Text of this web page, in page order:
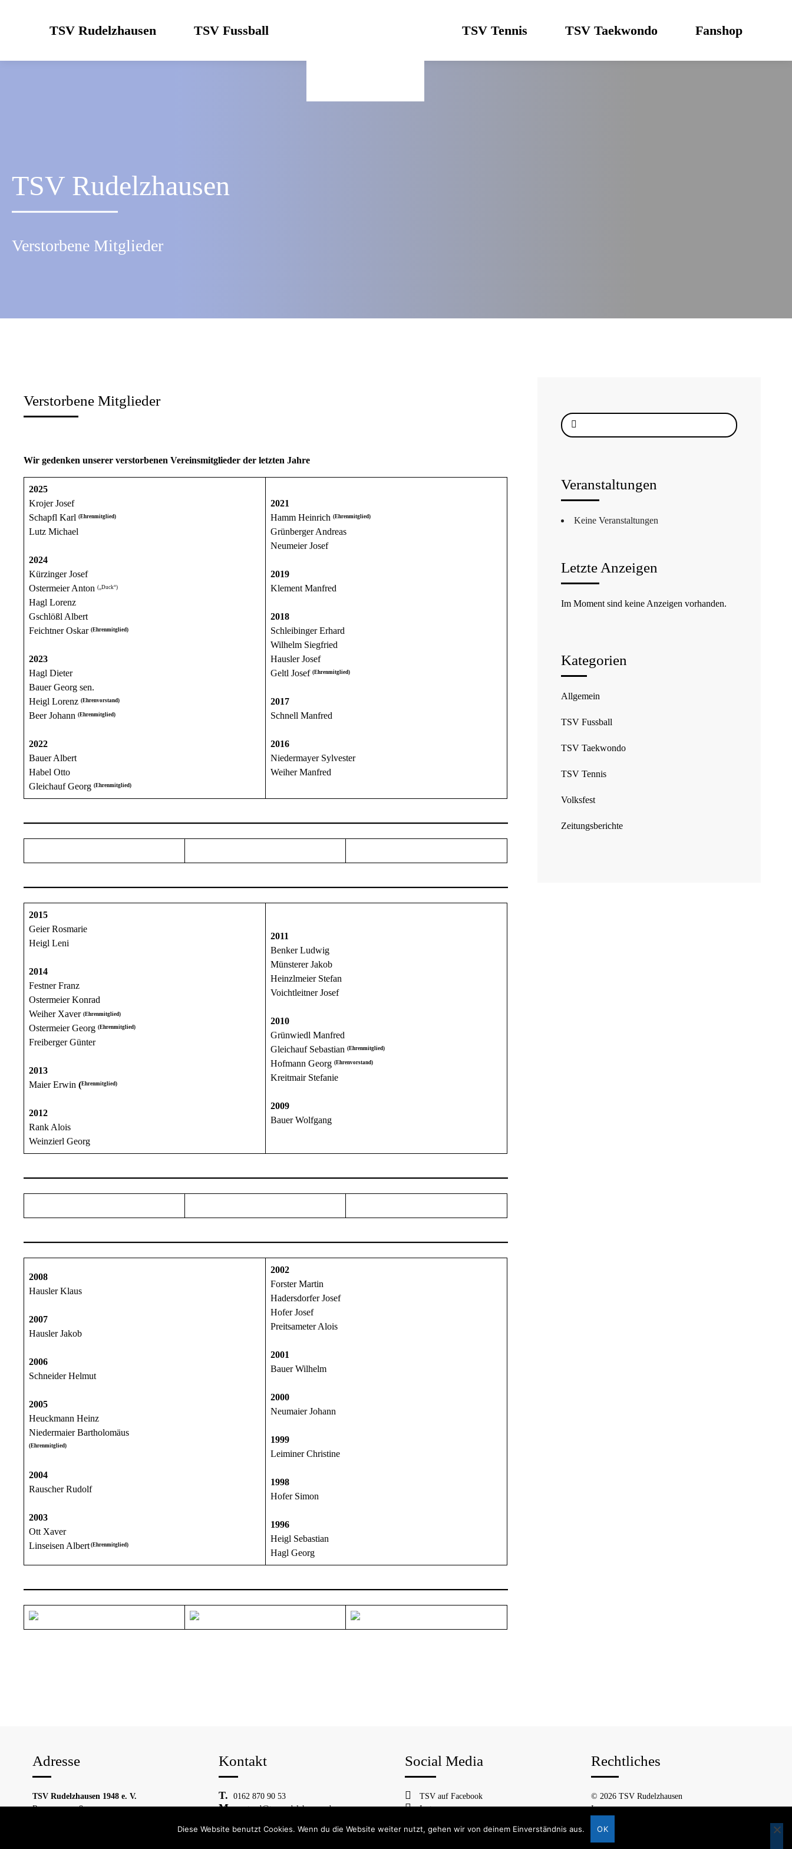
TSV Rudelzhausen TSV Fussball TSV Tennis TSV Taekwondo Fanshop
TSV Rudelzhausen
Verstorbene Mitglieder
Verstorbene Mitglieder
Wir gedenken unserer verstorbenen Vereinsmitglieder der letzten Jahre
2025
Krojer Josef
Schapfl Karl (Ehrenmitglied)
Lutz Michael
2024
Kürzinger Josef
Ostermeier Anton („Duck“)
Hagl Lorenz
Gschlößl Albert
Feichtner Oskar (Ehrenmitglied)
2023
Hagl Dieter
Bauer Georg sen.
Heigl Lorenz (Ehrenvorstand)
Beer Johann (Ehrenmitglied)
2022
Bauer Albert
Habel Otto
Gleichauf Georg (Ehrenmitglied)
2021
Hamm Heinrich (Ehrenmitglied)
Grünberger Andreas
Neumeier Josef
2019
Klement Manfred
2018
Schleibinger Erhard
Wilhelm Siegfried
Hausler Josef
Geltl Josef (Ehrenmitglied)
2017
Schnell Manfred
2016
Niedermayer Sylvester
Weiher Manfred
2015
Geier Rosmarie
Heigl Leni
2014
Festner Franz
Ostermeier Konrad
Weiher Xaver (Ehrenmitglied)
Ostermeier Georg (Ehrenmitglied)
Freiberger Günter
2013
Maier Erwin (Ehrenmitglied)
2012
Rank Alois
Weinzierl Georg
2011
Benker Ludwig
Münsterer Jakob
Heinzlmeier Stefan
Voichtleitner Josef
2010
Grünwiedl Manfred
Gleichauf Sebastian (Ehrenmitglied)
Hofmann Georg (Ehrenvorstand)
Kreitmair Stefanie
2009
Bauer Wolfgang
2008
Hausler Klaus
2007
Hausler Jakob
2006
Schneider Helmut
2005
Heuckmann Heinz
Niedermaier Bartholomäus
(Ehrenmitglied)
2004
Rauscher Rudolf
2003
Ott Xaver
Linseisen Albert (Ehrenmitglied)
2002
Forster Martin
Hadersdorfer Josef
Hofer Josef
Preitsameter Alois
2001
Bauer Wilhelm
2000
Neumaier Johann
1999
Leiminer Christine
1998
Hofer Simon
1996
Heigl Sebastian
Hagl Georg
Suche
nach:
Veranstaltungen
Keine Veranstaltungen
Letzte Anzeigen
Im Moment sind keine Anzeigen vorhanden.
Kategorien
Allgemein
TSV Fussball
TSV Taekwondo
TSV Tennis
Volksfest
Zeitungsberichte
Adresse
TSV Rudelzhausen 1948 e. V.
Roseggerweg 8
Kontakt
0162 870 90 53
vorstand@tsv-rudelzhausen.de
Social Media
TSV auf Facebook
Instagram
Rechtliches
© 2026 TSV Rudelzhausen
Impressum
Diese Website benutzt Cookies. Wenn du die Website weiter nutzt, gehen wir von deinem Einverständnis aus. OK